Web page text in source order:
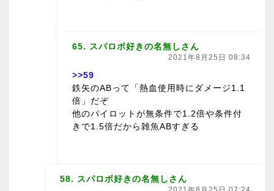
65. スパロボ好きの名無しさん
2021年8月25日 08:34
>>59
鉄矢のABって「熱血使用時にダメージ1.1
倍」だぞ
他のパイロットが無条件で1.2倍や条件付
きで1.5倍だから雑魚ABすぎる
58. スパロボ好きの名無しさん